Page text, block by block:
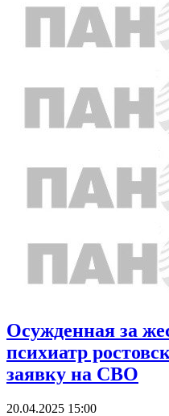
Осужденная за
психиатр
заявку на СВО
20.04.2025 15:00